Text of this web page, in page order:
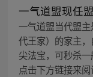
一气道盟现任
一气道盟当代盟
代王家）的家主
尖法宝，可秒杀
点击下方链接来